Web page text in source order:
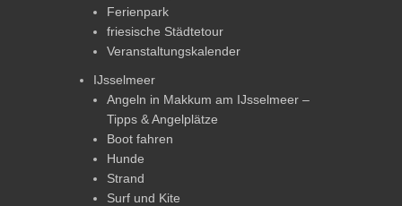
Ferienpark
friesische Städtetour
Veranstaltungskalender
IJsselmeer
Angeln in Makkum am IJsselmeer –
Tipps & Angelplätze
Boot fahren
Hunde
Strand
Surf und Kite